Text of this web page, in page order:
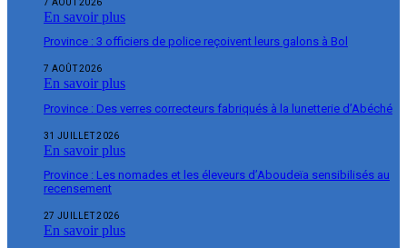
En savoir plus
Province : 3 officiers de police reçoivent leurs galons à Bol
7 AOÛT 2026
En savoir plus
Province : Des verres correcteurs fabriqués à la lunetterie d’Abéché
31 JUILLET 2026
En savoir plus
Province : Les nomades et les éleveurs d’Aboudeïa sensibilisés au
recensement
27 JUILLET 2026
En savoir plus